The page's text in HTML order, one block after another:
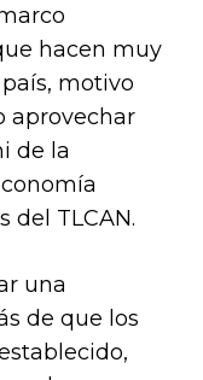
hacen muy
motivo
aprovechar
de la
del TLCAN.
una
de que los